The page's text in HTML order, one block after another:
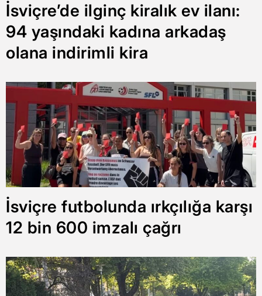
İsviçre’de ilginç kiralık ev ilanı:
94 yaşındaki kadına arkadaş
olana indirimli kira
İsviçre futbolunda ırkçılığa karşı
12 bin 600 imzalı çağrı